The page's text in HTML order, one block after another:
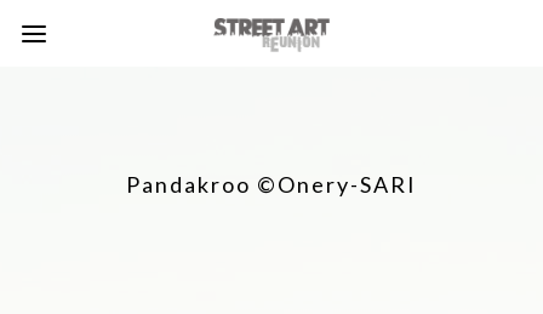
Pandakroo ©Onery-SARI